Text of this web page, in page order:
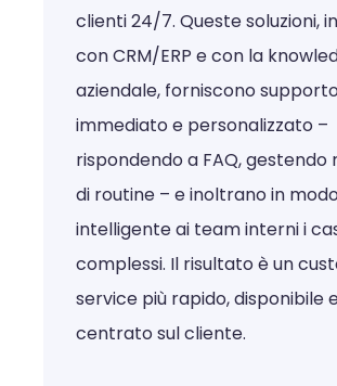
clienti 24/7. Queste soluzioni,
con CRM/ERP e con la
aziendale, forniscono supporto
immediato e personalizzato –
rispondendo a FAQ, gestendo
di routine – e inoltrano in modo
intelligente ai team interni i
complessi. Il risultato è un
service più rapido, disponibile
centrato sul cliente.